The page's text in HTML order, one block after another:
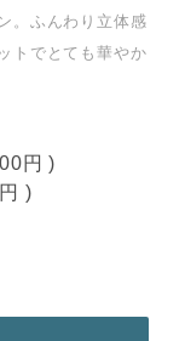
。ふんわり立体感
トでとても華やか
円 )
)